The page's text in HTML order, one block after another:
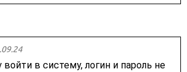
в систему, логин и пароль не